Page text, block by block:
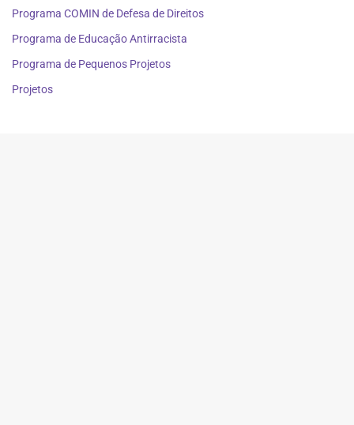
Programa COMIN de Defesa de Direitos
Programa de Educação Antirracista
Programa de Pequenos Projetos
Projetos